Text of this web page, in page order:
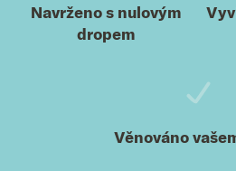
Navrženo s nulovým
dropem
Věnováno